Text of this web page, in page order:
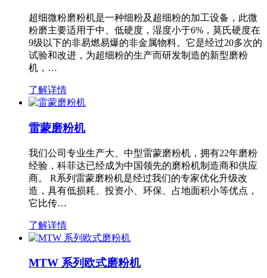
超细微粉磨粉机是一种细粉及超细粉的加工设备，此微
粉磨主要适用于中、低硬度，湿度小于6%，莫氏硬度在
9级以下的非易燃易爆的非金属物料。它是经过20多次的
试验和改进，为超细粉的生产而研发制造的新型磨粉
机，…
了解详情
雷蒙磨粉机
我们公司专业生产大、中型雷蒙磨粉机，拥有22年磨粉
经验，科菲达已经成为中国领先的磨粉机制造商和供应
商。 R系列雷蒙磨粉机是经过我们的专家优化升级改
造，具有低损耗、投资小、环保、占地面积小等优点，
它比传…
了解详情
MTW 系列欧式磨粉机